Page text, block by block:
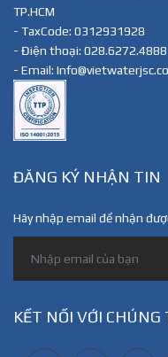
TP.HCM
- TaxCode: 0312931928
- Điện thoại:
- Email:
ĐĂNG KÝ NHẬN TIN
Hãy nhập email để nhận
KẾT NỐI VỚI CHÚNG